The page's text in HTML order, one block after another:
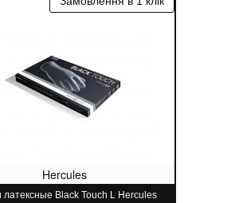
Hercules
латексные Black Touch L Hercules